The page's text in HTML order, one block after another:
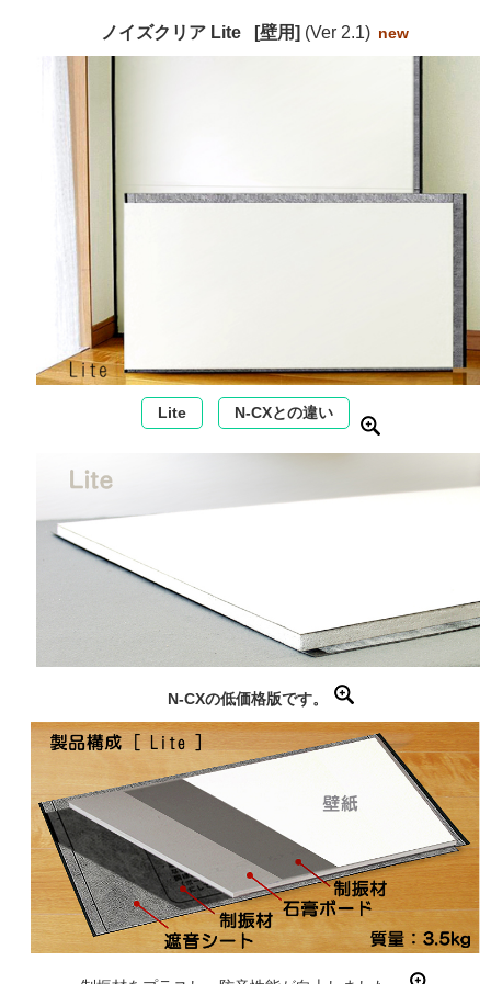
ノイズクリア Lite [壁用] (Ver 2.1) new
Lite N-CXとの違い
N-CXの低価格版です。